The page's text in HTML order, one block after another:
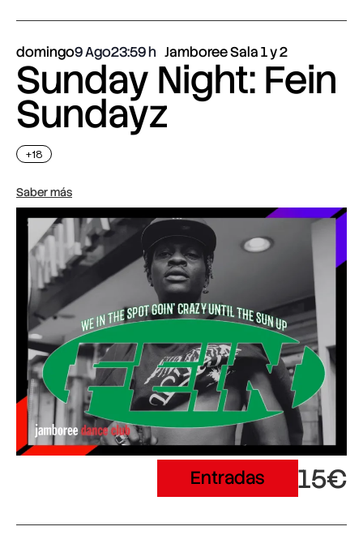
domingo9 Ago23:59 Jamboree Sala 1 y 2
Sunday Night: Fein
Sundayz
+18
Saber más
Entradas 15€